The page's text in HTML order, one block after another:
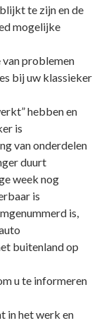
te zijn en de
mogelijke
problemen
bij uw klassieker
hebben en
is
van onderdelen
duurt
week nog
is
is,
buitenland op
u te informeren
in het werk en